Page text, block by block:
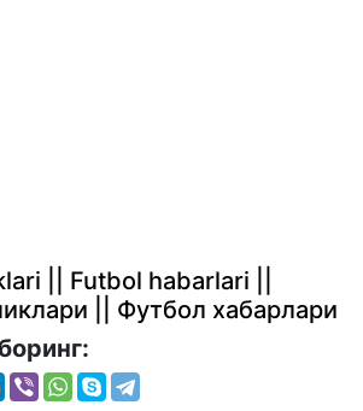
|| Futbol habarlari ||
|| Футбол хабарлари